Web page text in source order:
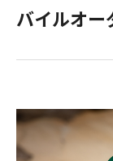
バイルオー